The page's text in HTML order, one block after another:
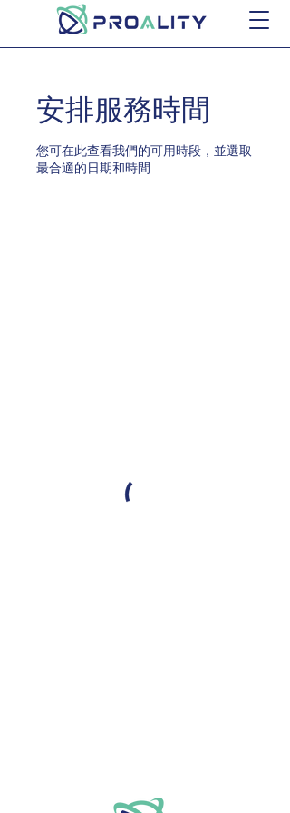
安排服務時間
您可在此查看我們的可用時段，並選取
最合適的日期和時間